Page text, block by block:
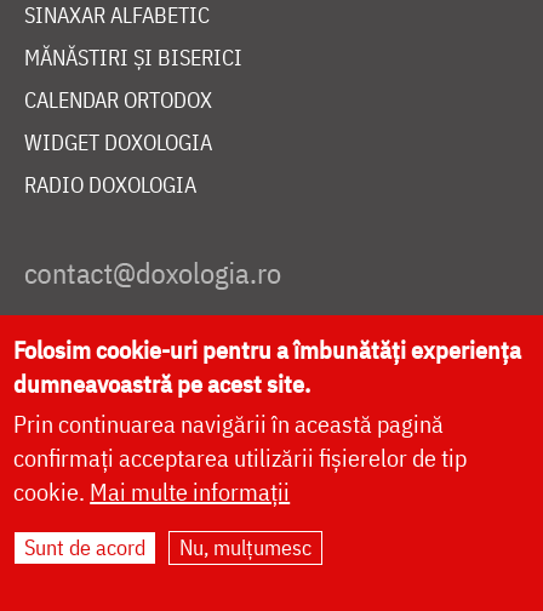
SINAXAR ALFABETIC
MĂNĂSTIRI ȘI BISERICI
CALENDAR ORTODOX
WIDGET DOXOLOGIA
RADIO DOXOLOGIA
DESPRE NOI
POLITICA DE COOKIES
DONEAZĂ ONLINE PENTRU CATEDRALA NAȚIONALĂ
Folosim cookie-uri pentru a îmbunătăți experiența
dumneavoastră pe acest site.
Prin continuarea navigării în această pagină
confirmați acceptarea utilizării fișierelor de tip
cookie. Mai multe informații
Sunt de acord Nu, mulțumesc